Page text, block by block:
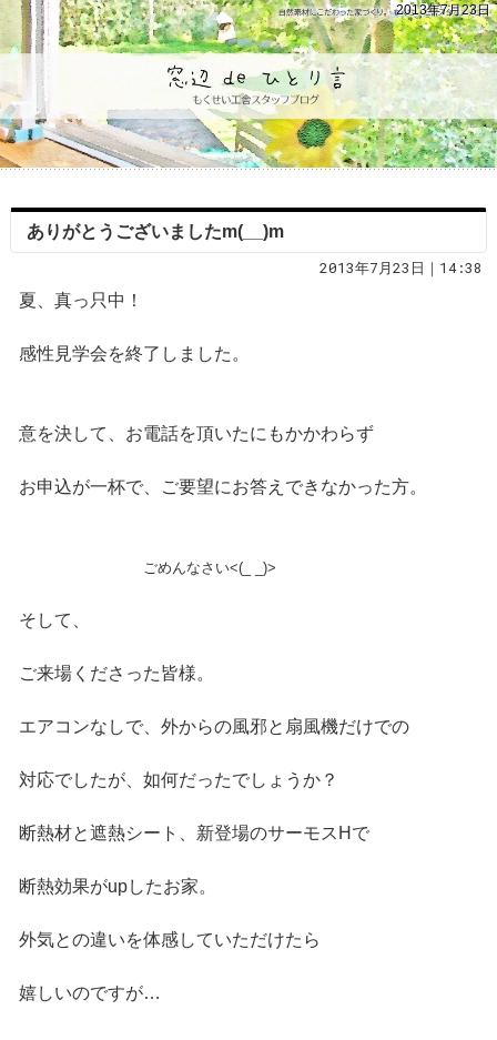
2013年7月23日
ありがとうございましたm(__)m
2013年7月23日｜14:38
夏、真っ只中！
感性見学会を終了しました。
意を決して、お電話を頂いたにもかかわらず
お申込が一杯で、ご要望にお答えできなかった方。
ごめんなさい<(_ _)>
そして、
ご来場くださった皆様。
エアコンなしで、外からの風邪と扇風機だけでの
対応でしたが、如何だったでしょうか？
断熱材と遮熱シート、新登場のサーモスHで
断熱効果がupしたお家。
外気との違いを体感していただけたら
嬉しいのですが…